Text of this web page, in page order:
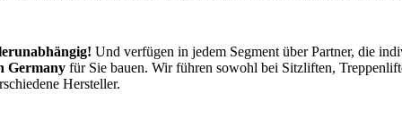
Und verfügen in jedem Segment über Partner, die
Germany für Sie bauen. Wir führen sowohl bei Sitzliften,
Hersteller.